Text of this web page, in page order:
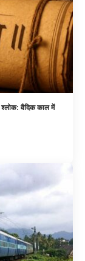
वैदिक काल में